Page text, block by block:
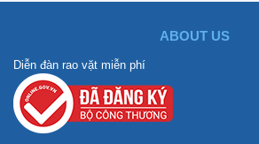
ABOUT US
Diễn đàn rao vặt miễn phí